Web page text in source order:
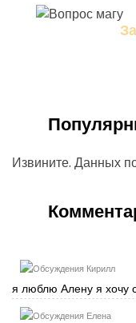
Извините. Данных
Кирилл
я люблю Алену я хочу
Елена